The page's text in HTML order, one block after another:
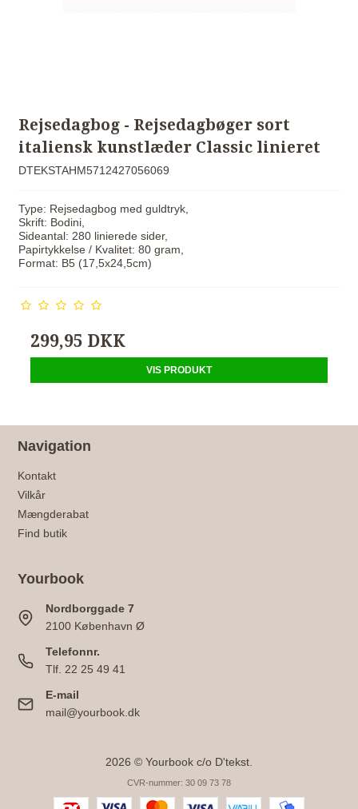
Rejsedagbog - Rejsedagbøger sort
italiensk kunstlæder Classic linieret
DTEKSTAHM5712427056069
Type: Rejsedagbog med guldtryk,
Skrift: Bodini,
Sideantal: 280 linierede sider,
Papirtykkelse / Kvalitet: 80 gram,
Format: B5 (17,5x24,5cm)
299,95 DKK
VIS PRODUKT
Navigation
Kontakt
Vilkår
Mængderabat
Find butik
Yourbook
Nordborggade 7
2100 København Ø
Telefonnr.
Tlf. 22 25 49 41
E-mail
mail@yourbook.dk
2026 © Yourbook c/o D'tekst.
CVR-nummer: 30 09 73 78